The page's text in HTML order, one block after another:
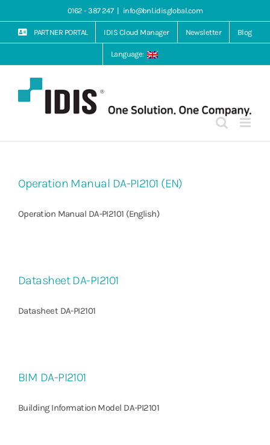
to
content
0162 - 387 247 | info@bnl.idisglobal.com
PARTNER PORTAL IDIS Cloud Manager Newsletter Blog
Language:
Operation Manual DA-PI2101 (EN)
Operation Manual DA-PI2101 (English)
Datasheet DA-PI2101
Datasheet DA-PI2101
BIM DA-PI2101
Building Information Model DA-PI2101